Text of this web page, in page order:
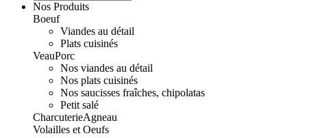
Nos Produits
Boeuf
Viandes au détail
Plats cuisinés
VeauPorc
Nos viandes au détail
Nos plats cuisinés
Nos saucisses fraîches, chipolatas
Petit salé
CharcuterieAgneau
Volailles et Oeufs